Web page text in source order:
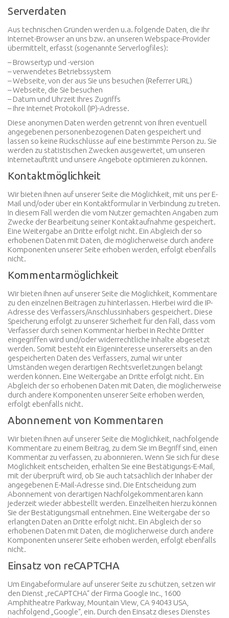
Serverdaten
Aus technischen Gründen werden u.a. folgende Daten, die Ihr
Internet-Browser an uns bzw. an unseren Webspace-Provider
übermittelt, erfasst (sogenannte Serverlogfiles):
– Browsertyp und -version
– verwendetes Betriebssystem
– Webseite, von der aus Sie uns besuchen (Referrer URL)
– Webseite, die Sie besuchen
– Datum und Uhrzeit Ihres Zugriffs
– Ihre Internet Protokoll (IP)-Adresse.
Diese anonymen Daten werden getrennt von Ihren eventuell
angegebenen personenbezogenen Daten gespeichert und
lassen so keine Rückschlüsse auf eine bestimmte Person zu. Sie
werden zu statistischen Zwecken ausgewertet, um unseren
Internetauftritt und unsere Angebote optimieren zu können.
Kontaktmöglichkeit
Wir bieten Ihnen auf unserer Seite die Möglichkeit, mit uns per E-
Mail und/oder über ein Kontaktformular in Verbindung zu treten.
In diesem Fall werden die vom Nutzer gemachten Angaben zum
Zwecke der Bearbeitung seiner Kontaktaufnahme gespeichert.
Eine Weitergabe an Dritte erfolgt nicht. Ein Abgleich der so
erhobenen Daten mit Daten, die möglicherweise durch andere
Komponenten unserer Seite erhoben werden, erfolgt ebenfalls
nicht.
Kommentarmöglichkeit
Wir bieten Ihnen auf unserer Seite die Möglichkeit, Kommentare
zu den einzelnen Beiträgen zu hinterlassen. Hierbei wird die IP-
Adresse des Verfassers/Anschlussinhabers gespeichert. Diese
Speicherung erfolgt zu unserer Sicherheit für den Fall, dass vom
Verfasser durch seinen Kommentar hierbei in Rechte Dritter
eingegriffen wird und/oder widerrechtliche Inhalte abgesetzt
werden. Somit besteht ein Eigeninteresse unsererseits an den
gespeicherten Daten des Verfassers, zumal wir unter
Umständen wegen derartigen Rechtsverletzungen belangt
werden können. Eine Weitergabe an Dritte erfolgt nicht. Ein
Abgleich der so erhobenen Daten mit Daten, die möglicherweise
durch andere Komponenten unserer Seite erhoben werden,
erfolgt ebenfalls nicht.
Abonnement von Kommentaren
Wir bieten Ihnen auf unserer Seite die Möglichkeit, nachfolgende
Kommentare zu einem Beitrag, zu dem Sie im Begriff sind, einen
Kommentar zu verfassen, zu abonnieren. Wenn Sie sich für diese
Möglichkeit entscheiden, erhalten Sie eine Bestätigungs-E-Mail,
mit der überprüft wird, ob Sie auch tatsächlich der Inhaber der
angegebenen E-Mail-Adresse sind. Die Entscheidung zum
Abonnement von derartigen Nachfolgekommentaren kann
jederzeit wieder abbestellt werden. Einzelheiten hierzu können
Sie der Bestätigungsmail entnehmen. Eine Weitergabe der so
erlangten Daten an Dritte erfolgt nicht. Ein Abgleich der so
erhobenen Daten mit Daten, die möglicherweise durch andere
Komponenten unserer Seite erhoben werden, erfolgt ebenfalls
nicht.
Einsatz von reCAPTCHA
Um Eingabeformulare auf unserer Seite zu schützen, setzen wir
den Dienst „reCAPTCHA“ der Firma Google Inc., 1600
Amphitheatre Parkway, Mountain View, CA 94043 USA,
nachfolgend „Google“, ein. Durch den Einsatz dieses Dienstes